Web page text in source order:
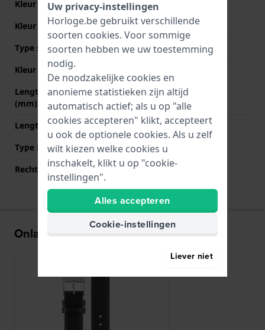
Kleur Band
Zwart
Kleur stiksel
Zwart
Type sluiting
Gesp
Kleur sluiting
Lengte band op 12 uur
(mm)
75 mm
Lengte band op 6 uur (mm) 115 mm
Type Bevestiging
Bandpennen
Rechte aanzet
Ja
Onlangs bekeken
Uw privacy-instellingen
Horloge.be gebruikt verschillende
soorten cookies. Voor sommige
soorten hebben we uw toestemming
nodig.
De noodzakelijke cookies en
anonieme statistieken zijn altijd
automatisch actief; als u op "alle
cookies accepteren" klikt, accepteert
u ook de optionele cookies. Als u zelf
wilt kiezen welke cookies u
inschakelt, klikt u op "cookie-
instellingen".
Alles accepteren
Cookie-instellingen
Liever niet